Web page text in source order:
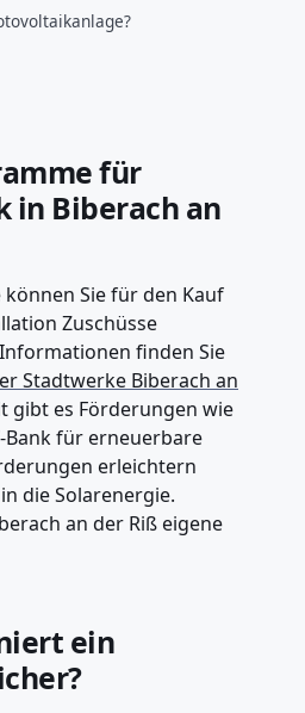
für
in Biberach an
können Sie für den Kauf
Zuschüsse
finden Sie
Stadtwerke Biberach an
gibt es Förderungen wie
Bank für erneuerbare
erleichtern
die Solarenergie.
an der Riß eigene
ein